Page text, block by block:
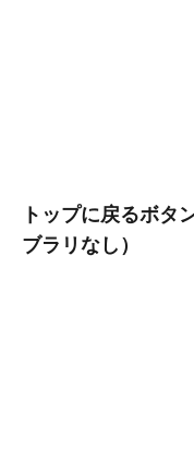
トップに戻るボタ
ブラリなし）